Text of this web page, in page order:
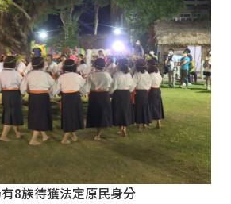
8族待獲法定原民身分